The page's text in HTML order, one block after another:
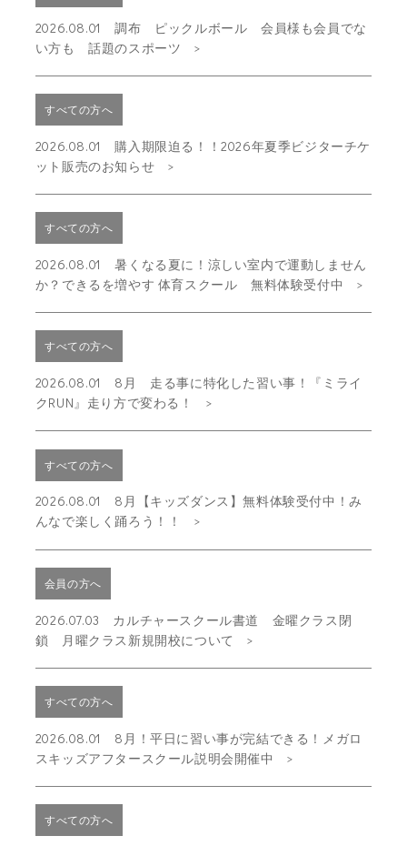
2026.08.01 調布 ピックルボール 会員様も会員でな
い方も 話題のスポーツ
すべての方へ
2026.08.01 購入期限迫る！！2026年夏季ビジターチケ
ット販売のお知らせ
すべての方へ
2026.08.01 暑くなる夏に！涼しい室内で運動しません
か？できるを増やす 体育スクール 無料体験受付中
すべての方へ
2026.08.01 8月 走る事に特化した習い事！『ミライ
クRUN』走り方で変わる！
すべての方へ
2026.08.01 8月【キッズダンス】無料体験受付中！み
んなで楽しく踊ろう！！
会員の方へ
2026.07.03 カルチャースクール書道 金曜クラス閉
鎖 月曜クラス新規開校について
すべての方へ
2026.08.01 8月！平日に習い事が完結できる！メガロ
スキッズアフタースクール説明会開催中
すべての方へ